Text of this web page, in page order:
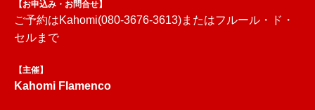
【お申込み・お問合せ】
ご予約はKahomi(080-3676-3613)またはフルール・ド・
セルまで
【主催】
Kahomi Flamenco